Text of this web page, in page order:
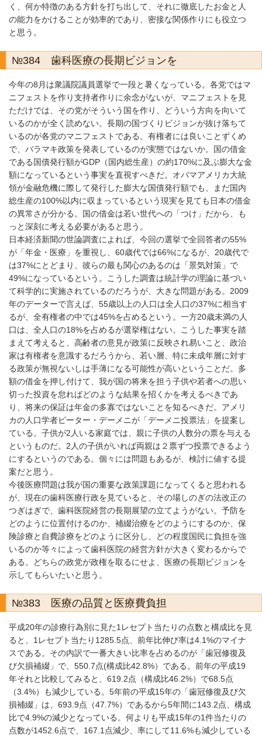
く、何か特徴のある方針を打ち出して、それに徹底したお金と人
の能力をかけることが効率的であり、密接な関係作りにも役立つ
と思う。
№384 歯科医療の長期ビジョンを
今年の8月は衆議院議員選挙で一段と暑くなっている。各党ではマ
ニフェストを作り支持者作りに余念がないが、マニフェストを見
ただけでは、その党がそういう国を作り、どういう方向を向いて
いるのかが全く読めない。長期の国づくりビジョンが抜け落ちて
いるのが各党のマニフェストである。有権者には良いことずくめ
で、バラマキ政策を発表しているのが実態ではないか。国の借金
である国債発行額がGDP（国内総生産）の約170%に及ぶ膨大な金
額になっているという事実を直視すべきだ。オバマアメリカ大統
領が金融危機に際して発行した膨大な国債発行額でも、まだ国内
総生産の100%以内に収まっているという現実を見ても日本の借金
の異常さが分かる。国の借金は若い世代への「つけ」だから、も
っと深刻に考える必要があると思う。
日本経済新聞の世論調査によれば、今回の選挙で全回答者の55%
が「年金・医療」を重視し、60歳代では66%になるが、20歳代で
は37%にとどまり、彼らの最も関心のあるのは「景気対策」で
49%になっているという。こうした調査は統計学の理論に基づい
て科学的に実施されているのだろうが、大きな問題がある。2009
年のデーターで言えば、55歳以上の人口は全人口の37%に相当す
るが、全有権者の中では45%を占めるという。一方20歳未満の人
口は、全人口の18%を占めるが選挙権はない。こうした事実を踏
まえて考えると、高齢者の意見が政策に反映され易いこと、政治
家は有権者を意識するだろうから、若い層、特に未成年層に対す
る政策が無視ないしは手薄になる可能性が高いということだ。多
額の借金を押し付けて、我が国の将来を担う子供や若者への思い
切った投資を怠ればどのような結果を招くかを考えるべきであ
り、将来の保証は年金の多寡ではないことを知るべきだ。アメリ
カの人口学者ピーター・デーメニが「デーメニ投票法」を提案し
ている。子供が2人いる家庭では、親に子供の人数分の票を与える
というものだ。2人の子供がいれば両親は２票ずつ投票できるよう
にするというのである。個々には問題もあるが、検討に値する提
案だと思う。
今後医療問題は我が国の重要な政策課題になってくると思われる
が、現在の歯科医療行政を見ていると、その場しのぎの法改正の
つぎはぎで、歯科医院経営の長期展望の立てようがない。予防を
どのように位置付けるのか、補綴治療をどのようにするのか、保
険診療と自費診療をどのように区分し、どの程度国民に負担を強
いるのか等々によって歯科医院の経営方針が大きく変わるからで
ある。どちらの政党が政権を取るにせよ、医療の長期ビジョンを
示してもらいたいと思う。
№383 医療の品質と医療費負担
平成20年の診療行為別に見た1レセプト当たりの点数と構成比を見
ると、1レセプト当たり1285.5点、前年比伸び率は4.1%のマイナ
スである。その内訳で一番大きい比率を占めるのが「歯冠修復及
び欠損補綴」で、550.7点(構成比42.8%）である。前年の平成19
年それと比較してみると、619.2点（構成比46.2%）で68.5点
（3.4%）も減少している。5年前の平成15年の「歯冠修復及び欠
損補綴」は、693.9点（47.7%）であるから5年間に143.2点、構成
比で4.9%の減少となっている。何よりも平成15年の1件当たりの
点数が1452.6点で、167.1点減少、率にして11.6%も減少している